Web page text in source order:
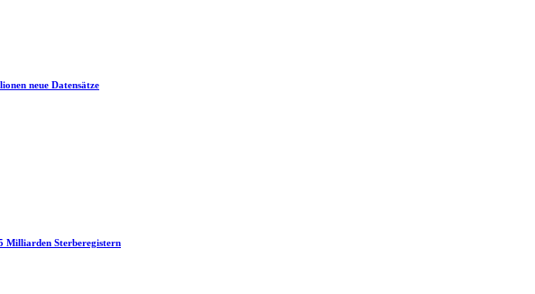
neue Datensätze
Milliarden Sterberegistern